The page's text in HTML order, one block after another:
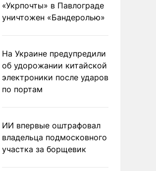
«Укрпочты» в Павлограде
уничтожен «Бандеролью»
На Украине предупредили
об удорожании китайской
электроники после ударов
по портам
ИИ впервые оштрафовал
владельца подмосковного
участка за борщевик